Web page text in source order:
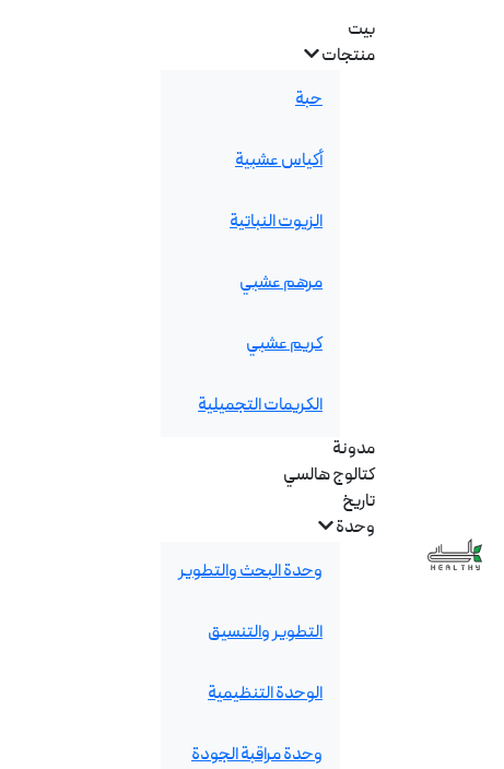
بيت
منتجات
حبة
أكياس عشبية
الزيوت النباتية
مرهم عشبي
كريم عشبي
الكريمات التجميلية
مدونة
كتالوج هالسي
تاريخ
وحدة
وحدة البحث والتطوير
التطوير والتنسيق
الوحدة التنظيمية
وحدة مراقبة الجودة